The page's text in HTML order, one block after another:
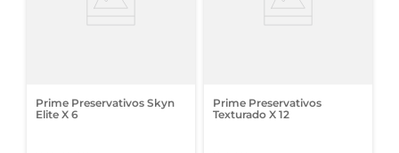
Prime Preservativos Skyn
Elite X 6
Prime Preservativos
Texturado X 12